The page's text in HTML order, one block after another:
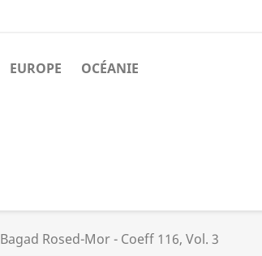
EUROPE OCÉANIE
Bagad Rosed-Mor - Coeff 116, Vol. 3